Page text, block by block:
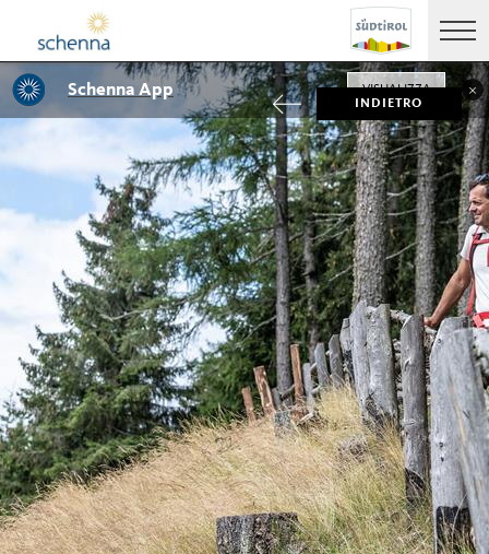
INDIETRO
Schenna App VISUALIZZA